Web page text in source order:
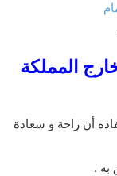
المملكة
أن راحة و سعادة
به .